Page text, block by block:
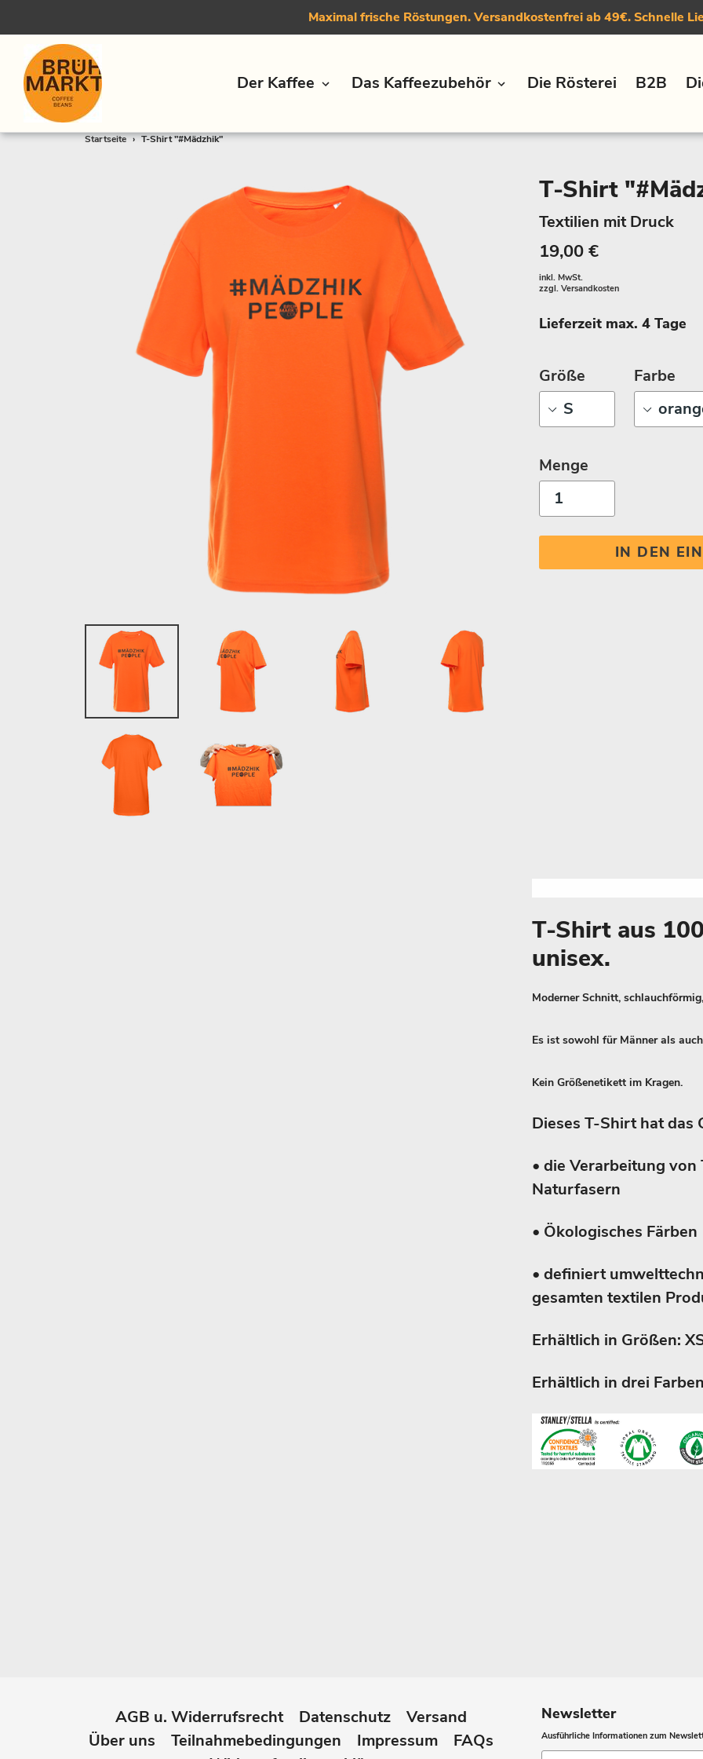
Direkt
Maximal frische Röstungen. Versandkostenfrei ab 49€. Schnelle
Der Kaffee Das Kaffeezubehör Die Rösterei B2B
Startseite › T-Shirt "#Mädzhik"
T-Shirt
Textilien mit Druck
19,00 €
inkl. MwSt.
zzgl. Versandkosten
Lieferzeit max. 4 Tage
Größe Farbe
Menge
IN DEN
T-Shirt aus
unisex.
Moderner Schnitt,
Es ist sowohl für Männer als
Kein Größenetikett im Kragen.
Dieses T-Shirt hat das
• die Verarbeitung
Naturfasern
• Ökologisches Färben
• definiert
gesamten textilen
Erhältlich in Größen:
Erhältlich in drei
AGB u. Widerrufsrecht Datenschutz
Versand
Über uns
Teilnahmebedingungen Impressum
FAQs
Newsletter
Ausführliche Informationen zum